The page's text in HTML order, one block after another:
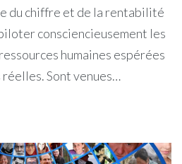
du chiffre et de la rentabilité
consciencieusement les
humaines espérées
Sont venues…